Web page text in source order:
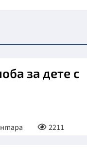
за дете с
2211